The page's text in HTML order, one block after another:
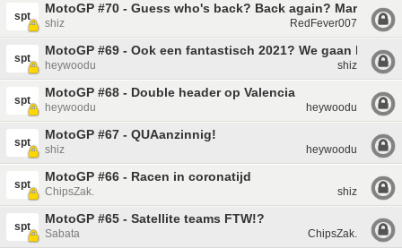
spt
MotoGP #70 - Guess who's back? Back again? Marc is
shiz RedFever007
spt
MotoGP #69 - Ook een fantastisch 2021? We gaan
heywoodu shiz
spt
MotoGP #68 - Double header op Valencia
heywoodu heywoodu
spt
MotoGP #67 - QUAanzinnig!
shiz heywoodu
spt
MotoGP #66 - Racen in coronatijd
ChipsZak. shiz
spt
MotoGP #65 - Satellite teams FTW!?
Sabata ChipsZak.